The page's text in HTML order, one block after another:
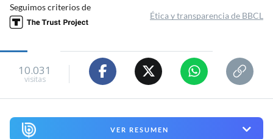
Seguimos criterios de
Ética y transparencia de BBCL
10.031
visitas
VER RESUMEN